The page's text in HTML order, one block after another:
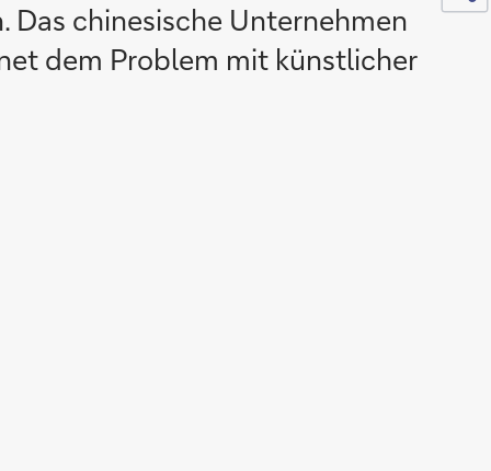
Das chinesische Unternehmen
dem Problem mit künstlicher